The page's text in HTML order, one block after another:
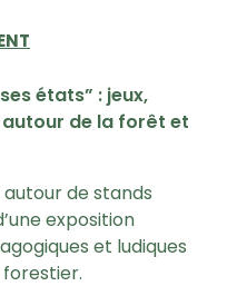
états” : jeux,
de la forêt et
de stands
exposition
et ludiques